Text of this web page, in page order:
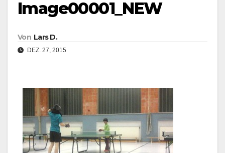
Image00001_NEW
Von Lars D.
DEZ. 27, 2015